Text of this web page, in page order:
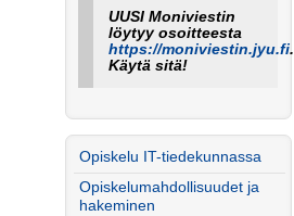
UUSI Moniviestin
löytyy osoitteesta
https://moniviestin.jyu.fi.
Käytä sitä!
Opiskelu IT-tiedekunnassa
Opiskelumahdollisuudet ja
hakeminen